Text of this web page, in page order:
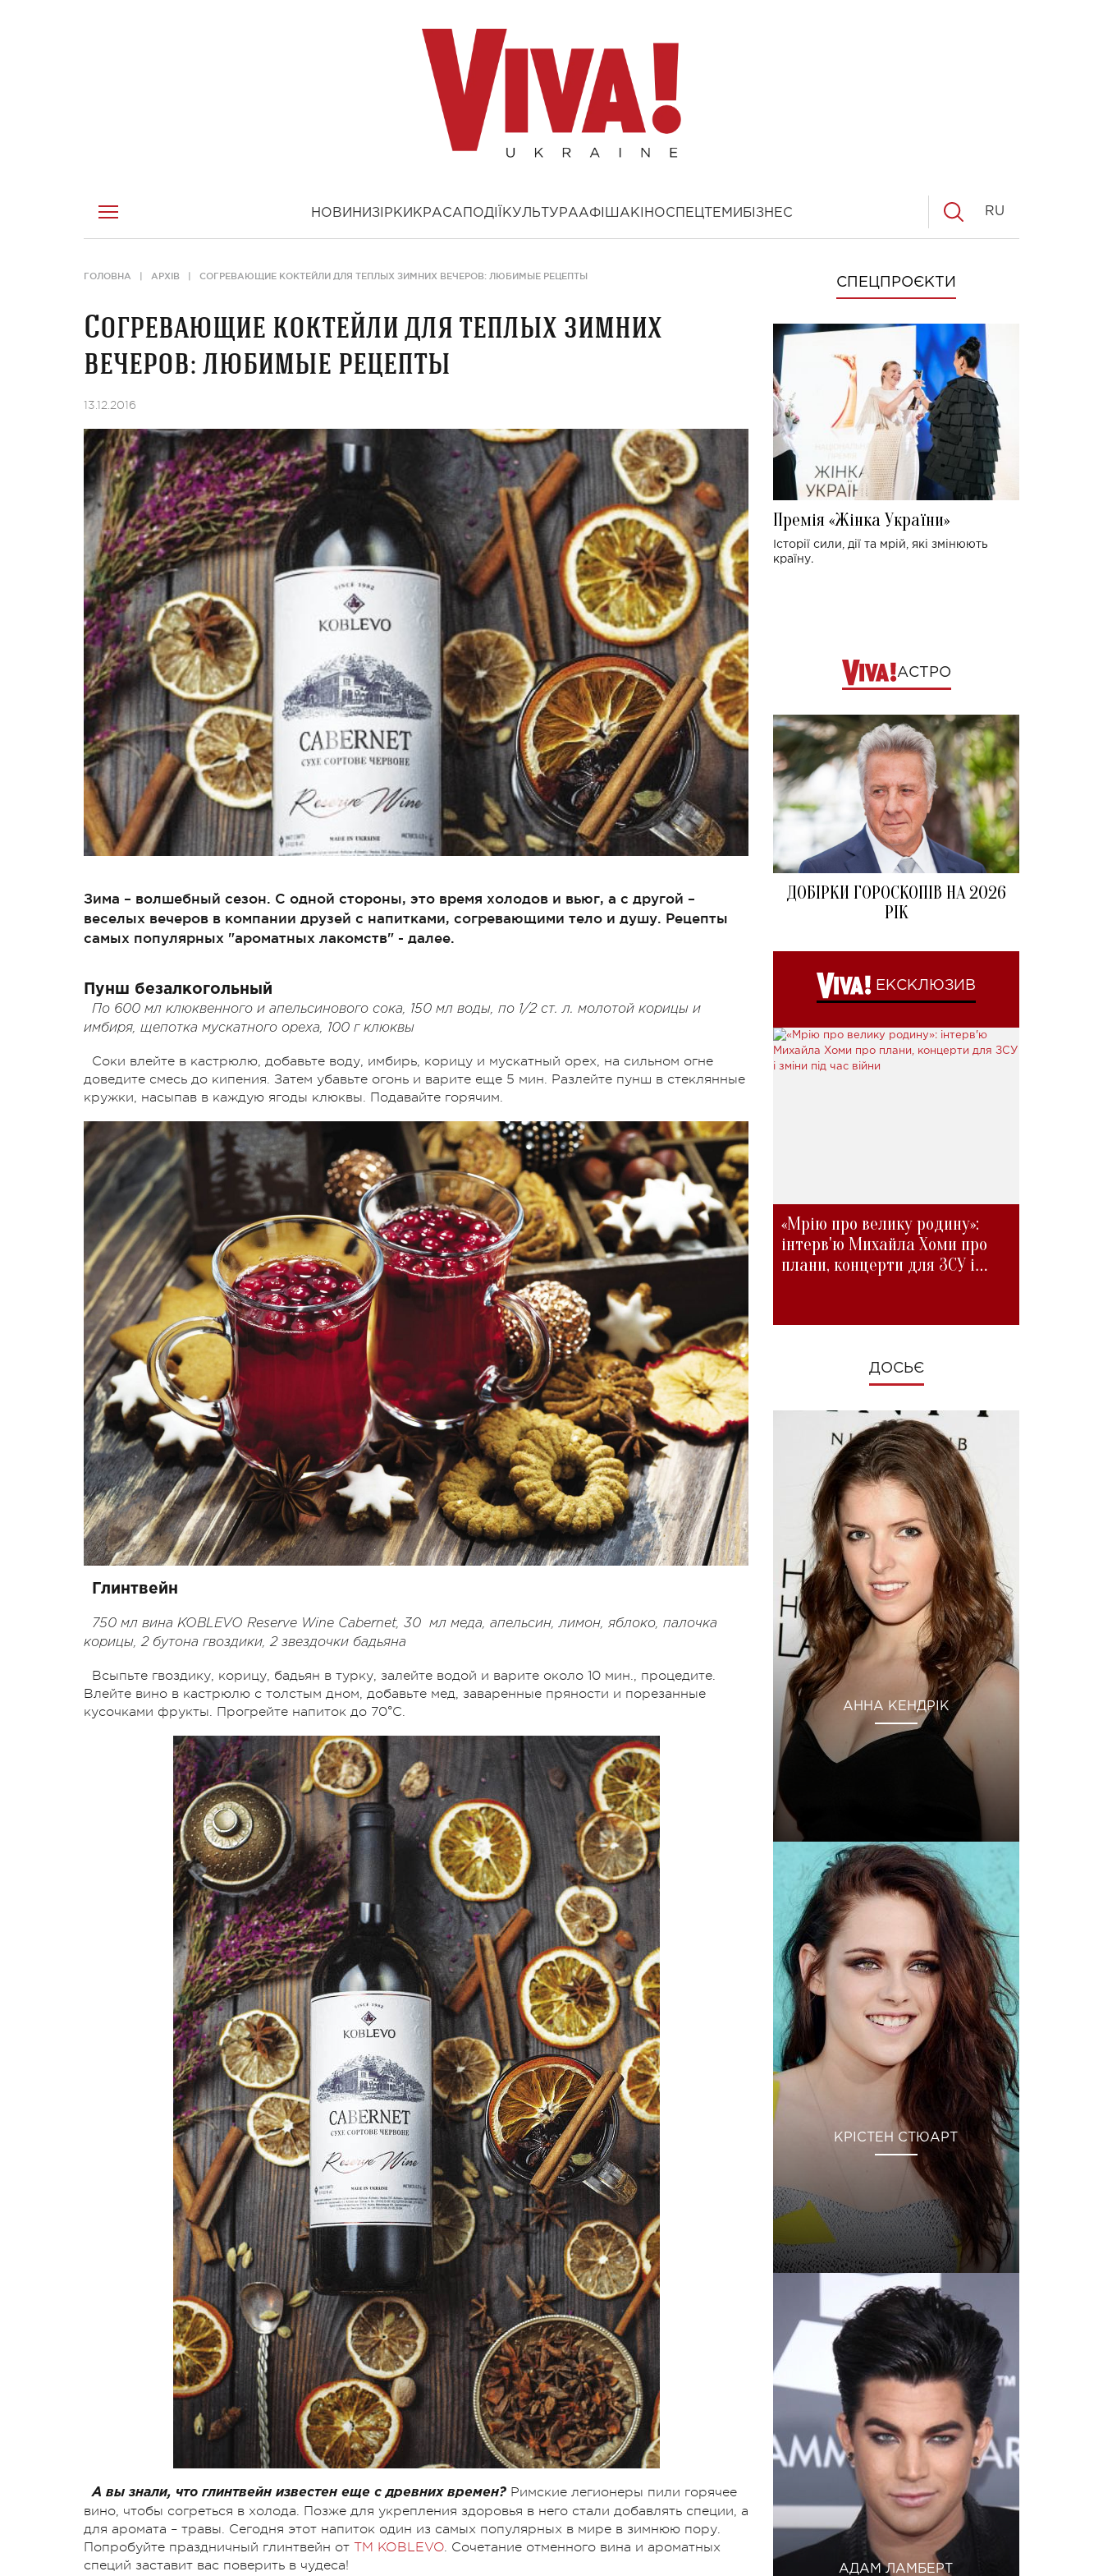
НОВИНИ ЗІРКИ КРАСА ПОДІЇ КУЛЬТУРААФІША КІНОСПЕЦТЕМИ БІЗНЕС RU
ГОЛОВНА АРХІВ СОГРЕВАЮЩИЕ КОКТЕЙЛИ ДЛЯ ТЕПЛЫХ ЗИМНИХ ВЕЧЕРОВ: ЛЮБИМЫЕ РЕЦЕПТЫ
Согревающие коктейли для теплых зимних
вечеров: любимые рецепты
13.12.2016
Зима – волшебный сезон. С одной стороны, это время холодов и вьюг, а с другой –
веселых вечеров в компании друзей с напитками, согревающими тело и душу. Рецепты
самых популярных "ароматных лакомств" - далее.
Пунш безалкогольный
По 600 мл клюквенного и апельсинового сока, 150 мл воды, по 1/2 ст. л. молотой корицы и
имбиря, щепотка мускатного ореха, 100 г клюквы
Соки влейте в кастрюлю, добавьте воду, имбирь, корицу и мускатный орех, на сильном огне
доведите смесь до кипения. Затем убавьте огонь и варите еще 5 мин. Разлейте пунш в стеклянные
кружки, насыпав в каждую ягоды клюквы. Подавайте горячим.
Глинтвейн
750 мл вина KOBLEVO Reserve Wine Cabernet, 30 мл меда, апельсин, лимон, яблоко, палочка
корицы, 2 бутона гвоздики, 2 звездочки бадьяна
Всыпьте гвоздику, корицу, бадьян в турку, залейте водой и варите около 10 мин., процедите.
Влейте вино в кастрюлю с толстым дном, добавьте мед, заваренные пряности и порезанные
кусочками фрукты. Прогрейте напиток до 70°С.
А вы знали, что глинтвейн известен еще с древних времен? Римские легионеры пили горячее
вино, чтобы согреться в холода. Позже для укрепления здоровья в него стали добавлять специи, а
для аромата – травы. Сегодня этот напиток один из самых популярных в мире в зимнюю пору.
Попробуйте праздничный глинтвейн от ТМ KOBLEVO. Сочетание отменного вина и ароматных
специй заставит вас поверить в чудеса!
СПЕЦПРОЄКТИ
Премія «Жінка України»
Історії сили, дії та мрій, які змінюють
країну.
АСТРО
ДОБІРКИ ГОРОСКОПІВ НА 2026
РІК
ЕКСКЛЮЗИВ
«Мрію про велику родину»:
інтерв'ю Михайла Хоми про
плани, концерти для ЗСУ і
ДОСЬЄ
АННА КЕНДРІК
КРІСТЕН СТЮАРТ
АДАМ ЛАМБЕРТ